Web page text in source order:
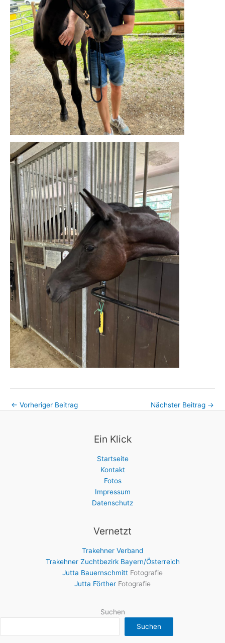
← Vorheriger Beitrag Nächster Beitrag →
Ein Klick
Startseite
Kontakt
Fotos
Impressum
Datenschutz
Vernetzt
Trakehner Verband
Trakehner Zuchtbezirk Bayern/Österreich
Jutta Bauernschmitt Fotografie
Jutta Förther Fotografie
Suchen
Suchen